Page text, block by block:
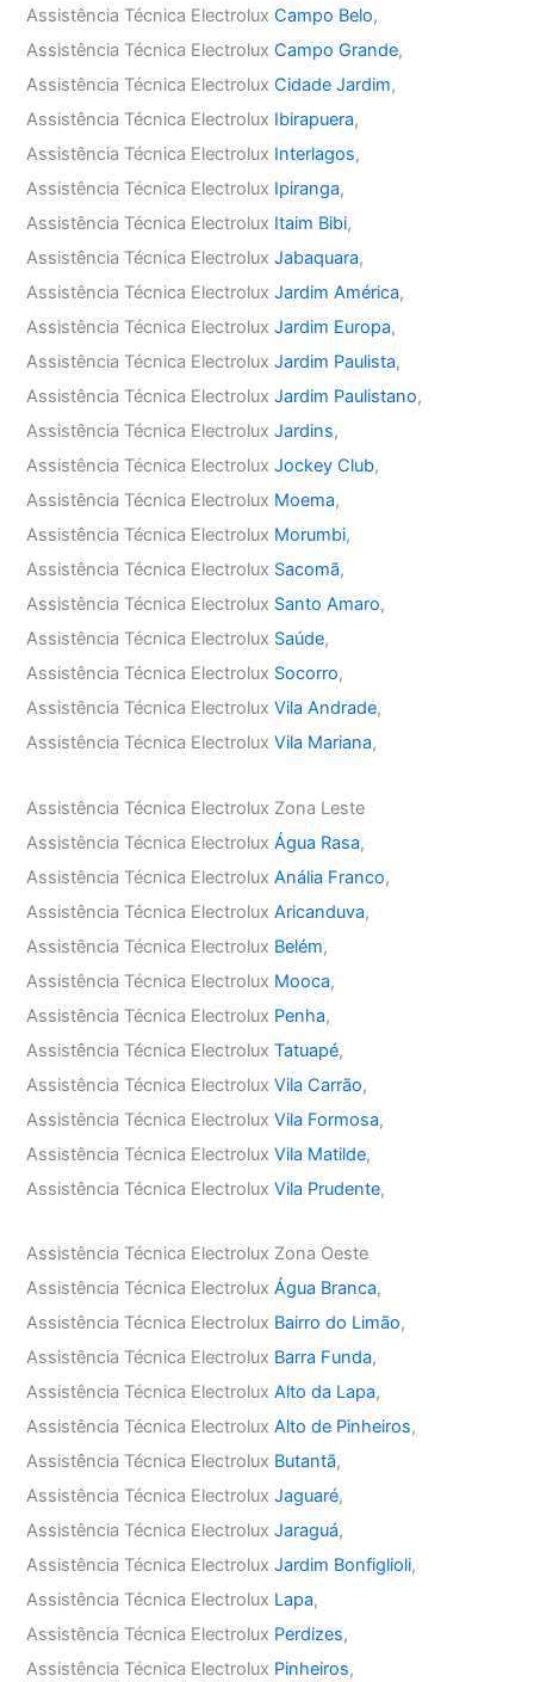
Assistência Técnica ElectroluxCampo Belo,
Assistência Técnica ElectroluxCampo Grande,
Assistência Técnica ElectroluxCidade Jardim,
Assistência Técnica Electrolux Ibirapuera,
Assistência Técnica Electrolux Interlagos,
Assistência Técnica Electrolux Ipiranga,
Assistência Técnica Electrolux Itaim Bibi,
Assistência Técnica ElectroluxJabaquara,
Assistência Técnica ElectroluxJardim América,
Assistência Técnica ElectroluxJardim Europa,
Assistência Técnica ElectroluxJardim Paulista,
Assistência Técnica ElectroluxJardim Paulistano,
Assistência Técnica ElectroluxJardins,
Assistência Técnica ElectroluxJockey Club,
Assistência Técnica Electrolux Moema,
Assistência Técnica Electrolux Morumbi,
Assistência Técnica Electrolux Sacomã,
Assistência Técnica Electrolux Santo Amaro,
Assistência Técnica Electrolux Saúde,
Assistência Técnica Electrolux Socorro,
Assistência Técnica ElectroluxVila Andrade,
Assistência Técnica ElectroluxVila Mariana,
Assistência Técnica Electrolux Zona Leste
Assistência Técnica ElectroluxÁgua Rasa,
Assistência Técnica ElectroluxAnália Franco,
Assistência Técnica ElectroluxAricanduva,
Assistência Técnica Electrolux Belém,
Assistência Técnica Electrolux Mooca,
Assistência Técnica Electrolux Penha,
Assistência Técnica ElectroluxTatuapé,
Assistência Técnica ElectroluxVila Carrão,
Assistência Técnica ElectroluxVila Formosa,
Assistência Técnica ElectroluxVila Matilde,
Assistência Técnica ElectroluxVila Prudente,
Assistência Técnica Electrolux Zona Oeste
Assistência Técnica ElectroluxÁgua Branca,
Assistência Técnica Electrolux Bairro do Limão,
Assistência Técnica Electrolux Barra Funda,
Assistência Técnica ElectroluxAlto da Lapa,
Assistência Técnica ElectroluxAlto de Pinheiros,
Assistência Técnica Electrolux Butantã,
Assistência Técnica ElectroluxJaguaré,
Assistência Técnica ElectroluxJaraguá,
Assistência Técnica ElectroluxJardim Bonfiglioli,
Assistência Técnica Electrolux Lapa,
Assistência Técnica Electrolux Perdizes,
Assistência Técnica Electrolux Pinheiros,